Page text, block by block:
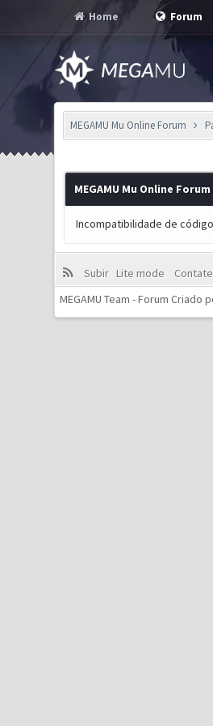
Home Forum
MEGAMU Mu Online Forum
MEGAMU Mu Online Forum
Incompatibilidade de
Subir Lite mode
MEGAMU Team - Forum Criado